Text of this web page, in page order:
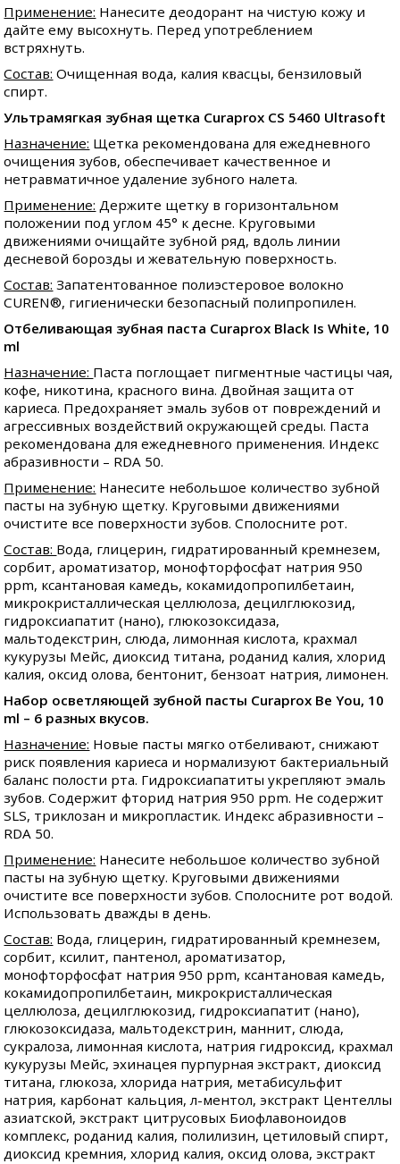
Применение: Нанесите деодорант на чистую кожу и
дайте ему высохнуть. Перед употреблением
встряхнуть.
Состав: Очищенная вода, калия квасцы, бензиловый
спирт.
Ультрамягкая зубная щетка Curaprox CS 5460 Ultrasoft
Назначение: Щетка рекомендована для ежедневного
очищения зубов, обеспечивает качественное и
нетравматичное удаление зубного налета.
Применение: Держите щетку в горизонтальном
положении под углом 45° к десне. Круговыми
движениями очищайте зубной ряд, вдоль линии
десневой борозды и жевательную поверхность.
Состав: Запатентованное полиэстеровое волокно
CUREN®, гигиенически безопасный полипропилен.
Отбеливающая зубная паста Curaprox Black Is White, 10
ml
Назначение: Паста поглощает пигментные частицы чая,
кофе, никотина, красного вина. Двойная защита от
кариеса. Предохраняет эмаль зубов от повреждений и
агрессивных воздействий окружающей среды. Паста
рекомендована для ежедневного применения. Индекс
абразивности – RDA 50.
Применение: Нанесите небольшое количество зубной
пасты на зубную щетку. Круговыми движениями
очистите все поверхности зубов. Сполосните рот.
Состав: Вода, глицерин, гидратированный кремнезем,
сорбит, ароматизатор, монофторфосфат натрия 950
ppm, ксантановая камедь, кокамидопропилбетаин,
микрокристаллическая целлюлоза, децилглюкозид,
гидроксиапатит (нано), глюкозоксидаза,
мальтодекстрин, слюда, лимонная кислота, крахмал
кукурузы Мейс, диоксид титана, роданид калия, хлорид
калия, оксид олова, бентонит, бензоат натрия, лимонен.
Набор осветляющей зубной пасты Curaprox Be You, 10
ml – 6 разных вкусов.
Назначение: Новые пасты мягко отбеливают, снижают
риск появления кариеса и нормализуют бактериальный
баланс полости рта. Гидроксиапатиты укрепляют эмаль
зубов. Содержит фторид натрия 950 ppm. Не содержит
SLS, триклозан и микропластик. Индекс абразивности –
RDA 50.
Применение: Нанесите небольшое количество зубной
пасты на зубную щетку. Круговыми движениями
очистите все поверхности зубов. Сполосните рот водой.
Использовать дважды в день.
Состав: Вода, глицерин, гидратированный кремнезем,
сорбит, ксилит, пантенол, ароматизатор,
монофторфосфат натрия 950 ppm, ксантановая камедь,
кокамидопропилбетаин, микрокристаллическая
целлюлоза, децилглюкозид, гидроксиапатит (нано),
глюкозоксидаза, мальтодекстрин, маннит, слюда,
сукралоза, лимонная кислота, натрия гидроксид, крахмал
кукурузы Мейс, эхинацея пурпурная экстракт, диоксид
титана, глюкоза, хлорида натрия, метабисульфит
натрия, карбонат кальция, л-ментол, экстракт Центеллы
азиатской, экстракт цитрусовых Биофлавоноидов
комплекс, роданид калия, полилизин, цетиловый спирт,
диоксид кремния, хлорид калия, оксид олова, экстракт